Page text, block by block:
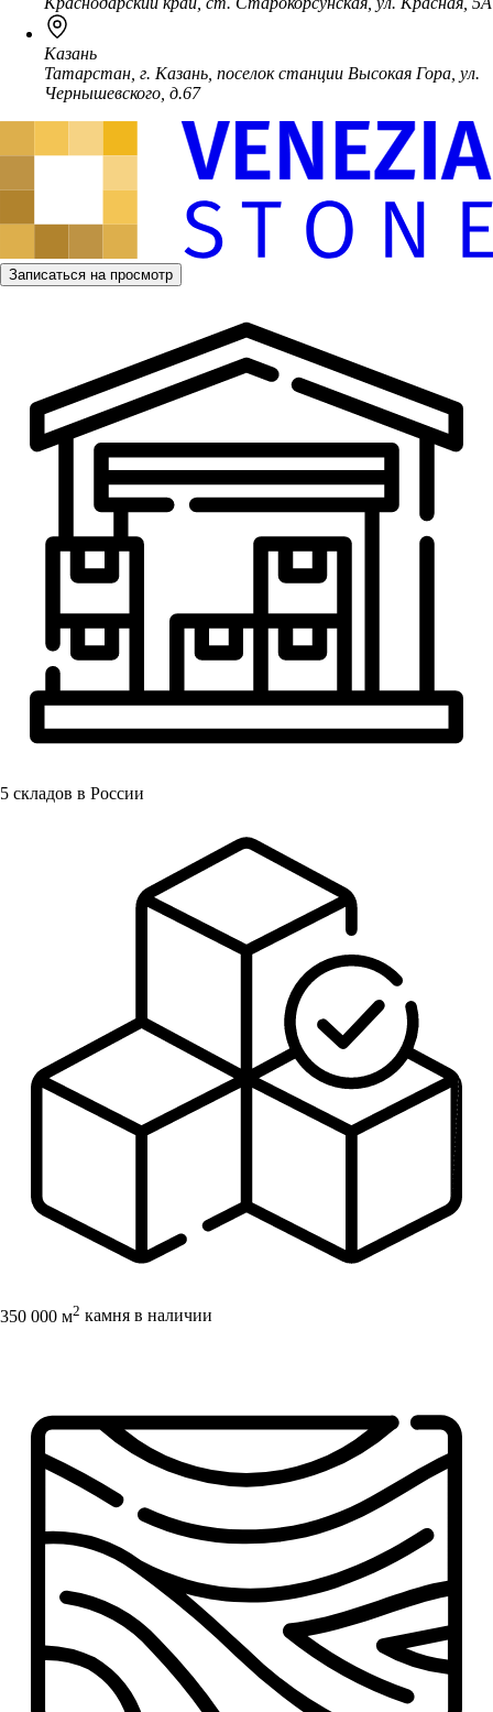
Казань
Татарстан, г. Казань, поселок станции Высокая Гора, ул.
Чернышевского, д.67
Записаться на просмотр
5 складов в России
350 000 м2 камня в наличии